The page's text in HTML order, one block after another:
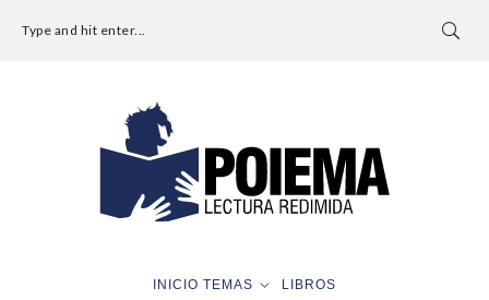
Type and hit enter...
INICIO TEMAS LIBROS